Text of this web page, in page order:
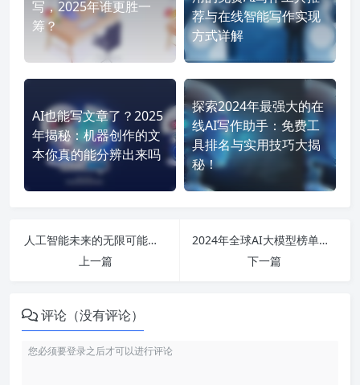
写，2025年谁更胜一
筹？
荐与在线智能写作实现
方式详解
AI也能写文章了？2025
年揭秘：机器创作的文
本你真的能分辨出来吗
探索2024年最强大的在
线AI写作助手：免费工
具排名与实用技巧大揭
秘！
人工智能未来的无限可能：从农业到医疗的深度应用与趋势分析
上一篇
2024年全球AI大模型榜单揭晓：揭露生物领域与中国前十品牌的潜力与挑战
下一篇
评论（没有评论）